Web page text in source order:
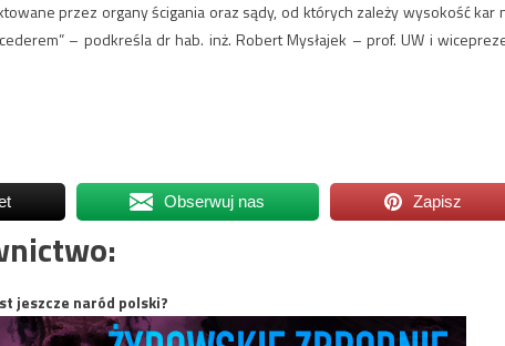
przez organy ścigania oraz sądy, od których zależy wysokość kar
– podkreśla dr hab. inż. Robert Mysłajek – prof. UW i
Obserwuj nas Zapisz
jeszcze naród polski?